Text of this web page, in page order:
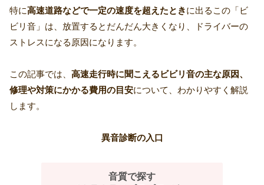
特に高速道路などで一定の速度を超えたときに出るこの「ビ
ビリ音」は、放置するとだんだん大きくなり、ドライバーの
ストレスになる原因になります。
この記事では、 高速走行時に聞こえるビビリ音の主な原因、
修理や対策にかかる費用の目安について、わかりやすく解説
します。
異音診断の入口
音質で探す